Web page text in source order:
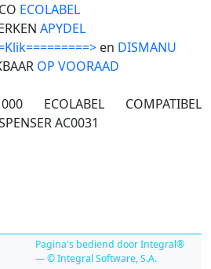
ECOLABEL
APYDEL
en DISMANU
OP VOORAAD
ECOLABEL COMPATIBEL
AC0031
Pagina's bediend door Integral®
— © Integral Software, S.A.